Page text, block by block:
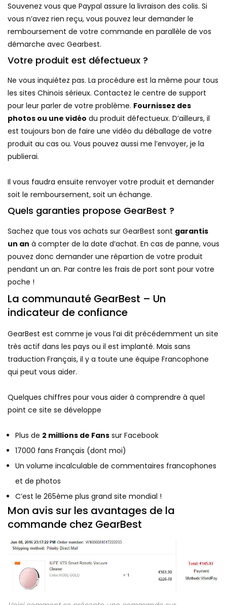
Souvenez vous que Paypal assure la livraison des colis. Si
vous n’avez rien reçu, vous pouvez leur demander le
remboursement de votre commande en parallèle de vos
démarche avec Gearbest.
Votre produit est défectueux ?
Ne vous inquiétez pas. La procédure est la même pour tous
les sites Chinois sérieux. Contactez le centre de support
pour leur parler de votre problème. Fournissez des
photos ou une vidéo du produit défectueux. D’ailleurs, il
est toujours bon de faire une vidéo du déballage de votre
produit au cas ou. Vous pouvez aussi me l’envoyer, je la
publierai.
Il vous faudra ensuite renvoyer votre produit et demander
soit le remboursement, soit un échange.
Quels garanties propose GearBest ?
Sachez que tous vos achats sur GearBest sont garantis
un an à compter de la date d’achat. En cas de panne, vous
pouvez donc demander une répartion de votre produit
pendant un an. Par contre les frais de port sont pour votre
poche !
La communauté GearBest – Un
indicateur de confiance
GearBest est comme je vous l’ai dit précédemment un site
très actif dans les pays ou il est implanté. Mais sans
traduction Français, il y a toute une équipe Francophone
qui peut vous aider.
Quelques chiffres pour vous aider à comprendre à quel
point ce site se développe
Plus de 2 millions de Fans sur Facebook
17000 fans Français (dont moi)
Un volume incalculable de commentaires francophones
et de photos
C’est le 265ème plus grand site mondial !
Mon avis sur les avantages de la
commande chez GearBest